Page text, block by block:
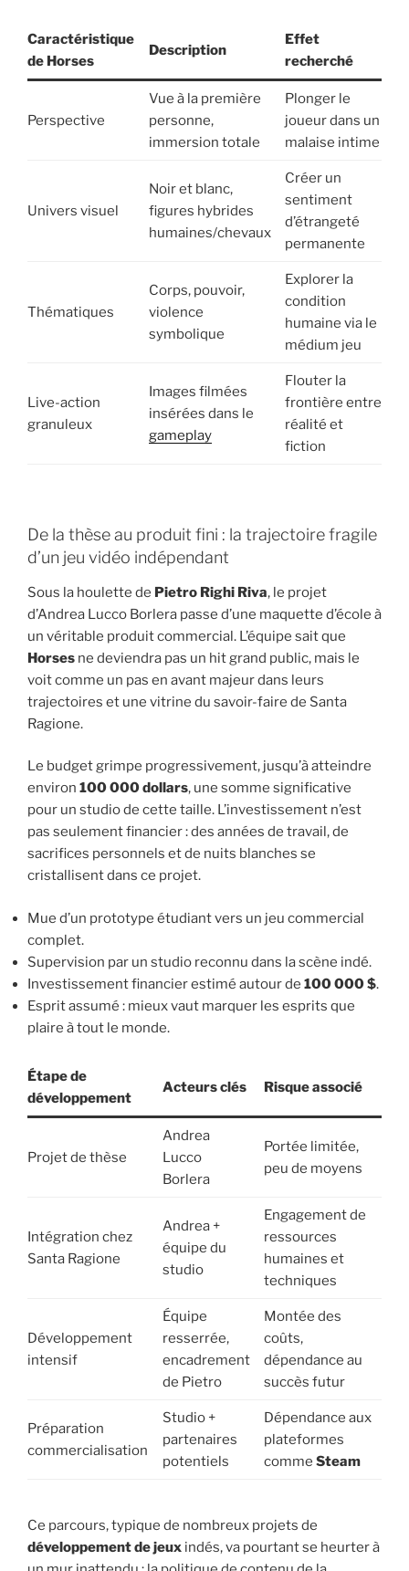
Caractéristique
de Horses
Description
Effet
recherché
Perspective
Vue à la première
personne,
immersion totale
Plonger le
joueur dans un
malaise intime
Univers visuel
Noir et blanc,
figures hybrides
humaines/chevaux
Créer un
sentiment
d’étrangeté
permanente
Thématiques
Corps, pouvoir,
violence
symbolique
Explorer la
condition
humaine via le
médium jeu
Live-action
granuleux
Images filmées
insérées dans le
gameplay
Flouter la
frontière entre
réalité et
fiction
De la thèse au produit fini : la trajectoire fragile
d’un jeu vidéo indépendant
Sous la houlette de Pietro Righi Riva, le projet
d’Andrea Lucco Borlera passe d’une maquette d’école à
un véritable produit commercial. L’équipe sait que
Horses ne deviendra pas un hit grand public, mais le
voit comme un pas en avant majeur dans leurs
trajectoires et une vitrine du savoir-faire de Santa
Ragione.
Le budget grimpe progressivement, jusqu’à atteindre
environ 100 000 dollars, une somme significative
pour un studio de cette taille. L’investissement n’est
pas seulement financier : des années de travail, de
sacrifices personnels et de nuits blanches se
cristallisent dans ce projet.
Mue d’un prototype étudiant vers un jeu commercial
complet.
Supervision par un studio reconnu dans la scène indé.
Investissement financier estimé autour de 100 000 $.
Esprit assumé : mieux vaut marquer les esprits que
plaire à tout le monde.
Étape de
développement
Acteurs clés Risque associé
Projet de thèse
Andrea
Lucco
Borlera
Portée limitée,
peu de moyens
Intégration chez
Santa Ragione
Andrea +
équipe du
studio
Engagement de
ressources
humaines et
techniques
Développement
intensif
Équipe
resserrée,
encadrement
de Pietro
Montée des
coûts,
dépendance au
succès futur
Préparation
commercialisation
Studio +
partenaires
potentiels
Dépendance aux
plateformes
comme Steam
Ce parcours, typique de nombreux projets de
développement de jeux indés, va pourtant se heurter à